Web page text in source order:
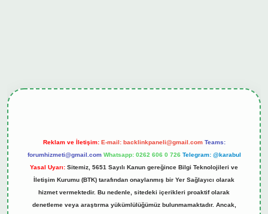
Reklam ve İletişim: E-mail: backlinkpaneli@gmail.com Teams:
forumhizmeti@gmail.com Whatsapp: 0262 606 0 726 Telegram: @karabul
Yasal Uyarı: Sitemiz, 5651 Sayılı Kanun gereğince Bilgi Teknolojileri ve
İletişim Kurumu (BTK) tarafından onaylanmış bir Yer Sağlayıcı olarak
hizmet vermektedir. Bu nedenle, sitedeki içerikleri proaktif olarak
denetleme veya araştırma yükümlülüğümüz bulunmamaktadır. Ancak,